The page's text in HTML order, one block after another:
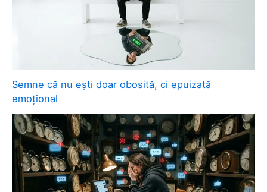
Semne că nu ești doar obosită, ci epuizată
emoțional